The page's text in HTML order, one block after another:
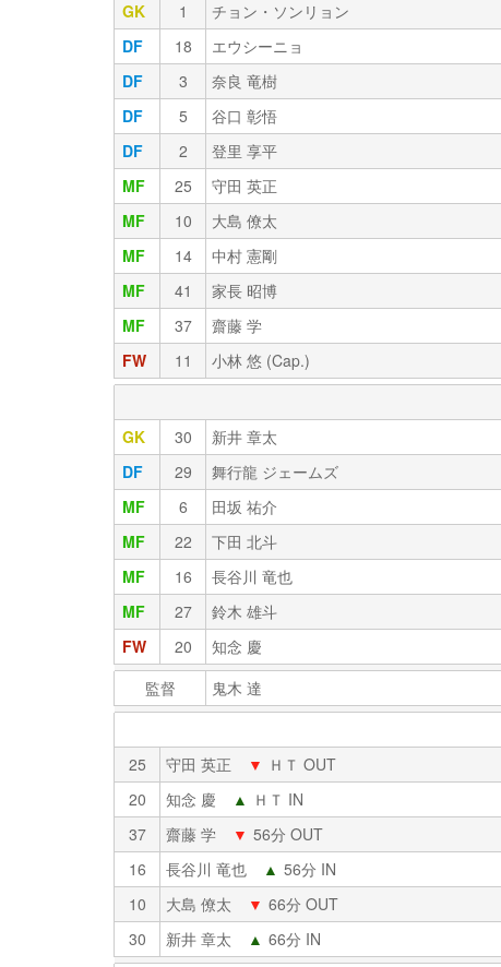
GK
1 チョン・ソンリョン
DF
18 エウシーニョ
DF
3 奈良 竜樹
DF
5 谷口 彰悟
DF
2 登里 享平
MF
25 守田 英正
MF
10 大島 僚太
MF
14 中村 憲剛
MF
41 家長 昭博
MF
37 齋藤 学
FW
11 小林 悠 (Cap.)
GK
30 新井 章太
DF
29 舞行龍 ジェームズ
MF
6 田坂 祐介
MF
22 下田 北斗
MF
16 長谷川 竜也
MF
27 鈴木 雄斗
FW
20 知念 慶
監督
鬼木 達
25
守田 英正 ▼ ＨＴ OUT
20
知念 慶 ▲ ＨＴ IN
37
齋藤 学 ▼ 56分 OUT
16
長谷川 竜也 ▲ 56分 IN
10
大島 僚太 ▼ 66分 OUT
30
新井 章太 ▲ 66分 IN